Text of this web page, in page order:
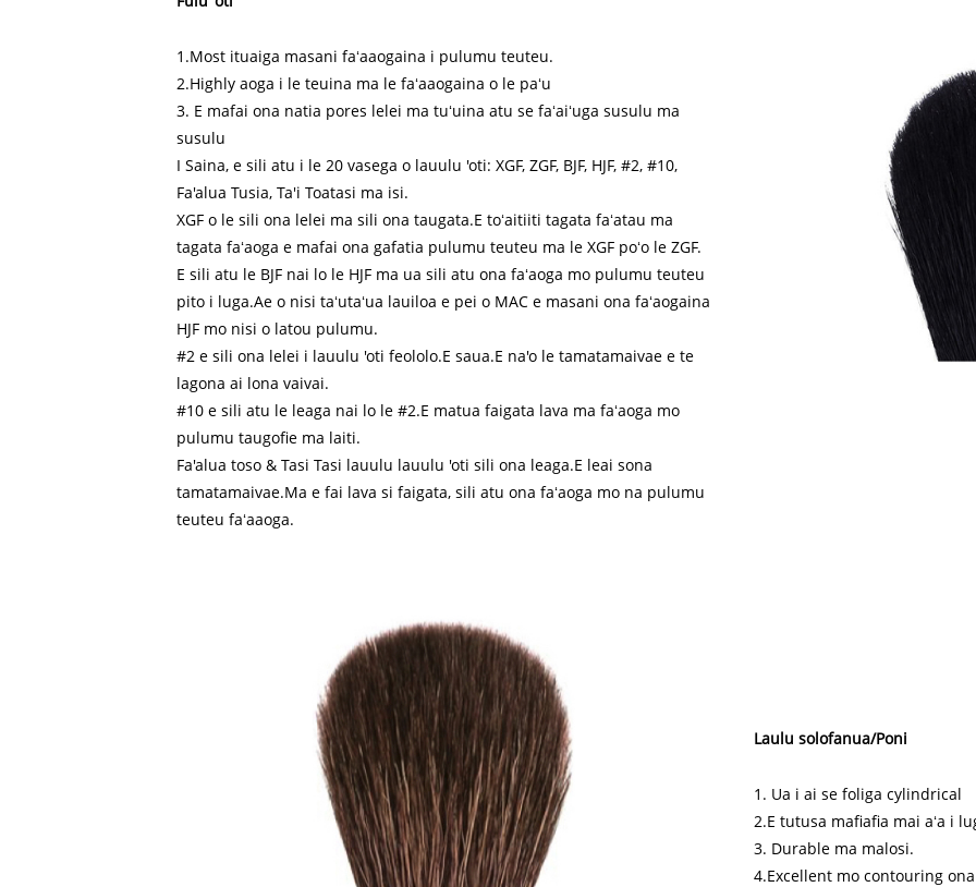
1.Most ituaiga masani faʻaaogaina i pulumu teuteu.
2.Highly aoga i le teuina ma le faʻaaogaina o le paʻu
3. E mafai ona natia pores lelei ma tuʻuina atu se faʻaiʻuga susulu ma
susulu
I Saina, e sili atu i le 20 vasega o lauulu 'oti: XGF, ZGF, BJF, HJF, #2, #10,
Fa'alua Tusia, Ta'i Toatasi ma isi.
XGF o le sili ona lelei ma sili ona taugata.E toʻaitiiti tagata faʻatau ma
tagata faʻaoga e mafai ona gafatia pulumu teuteu ma le XGF poʻo le ZGF.
E sili atu le BJF nai lo le HJF ma ua sili atu ona faʻaoga mo pulumu teuteu
pito i luga.Ae o nisi taʻutaʻua lauiloa e pei o MAC e masani ona faʻaogaina
HJF mo nisi o latou pulumu.
#2 e sili ona lelei i lauulu 'oti feololo.E saua.E na'o le tamatamaivae e te
lagona ai lona vaivai.
#10 e sili atu le leaga nai lo le #2.E matua faigata lava ma faʻaoga mo
pulumu taugofie ma laiti.
Fa'alua toso & Tasi Tasi lauulu lauulu 'oti sili ona leaga.E leai sona
tamatamaivae.Ma e fai lava si faigata, sili atu ona faʻaoga mo na pulumu
teuteu faʻaaoga.
Laulu solofanua/Poni
1. Ua i ai se foliga cylindrical
2.E tutusa mafiafia mai aʻa i
3. Durable ma malosi.
4.Excellent mo contouring